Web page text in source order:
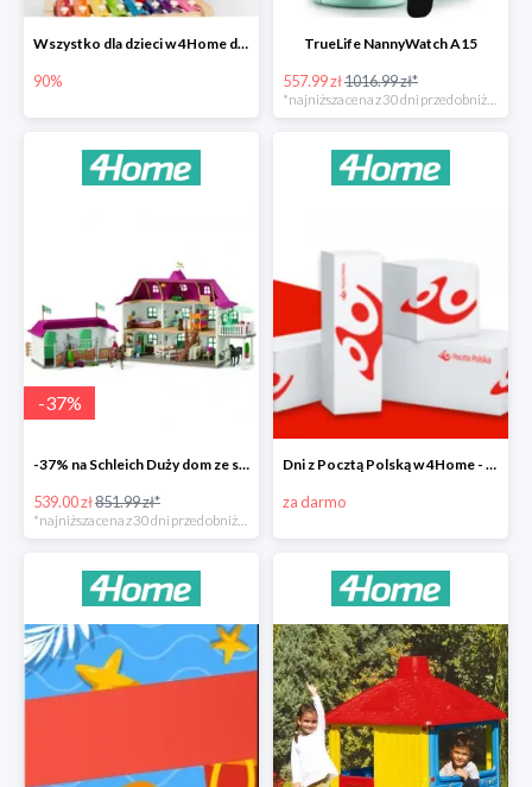
Wszystko dla dzieci w 4Home do -90%
90%
TrueLife NannyWatch A15
557.99 zł1016.99 zł*
-37%
-37% na Schleich Duży dom ze stajnią i akcesoriami 96 cm
539.00 zł851.99 zł*
*najniższa cena z 30 dni przed obniżką
Dni z Pocztą Polską w 4Home - darmowa dostawa
za darmo